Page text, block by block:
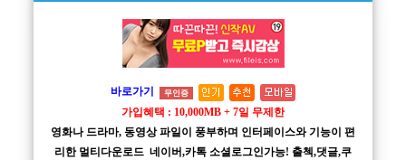
바로가기 무인증
가입혜택 : 10,000MB + 7일 무제한
영화나 드라마, 동영상 파일이 풍부하며 인터페이스와 기능이 편
리한 멀티다운로드 네이버,카톡 소셜로그인가능! 출첵,댓글,쿠